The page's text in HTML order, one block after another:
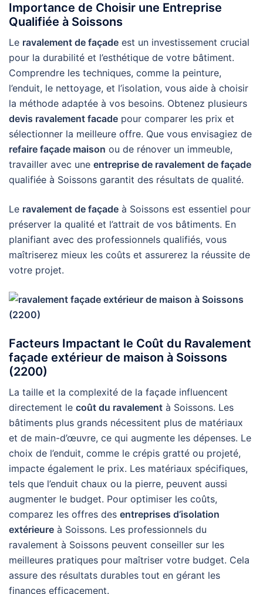
Importance de Choisir une Entreprise
Qualifiée à Soissons
Le ravalement de façade est un investissement crucial
pour la durabilité et l’esthétique de votre bâtiment.
Comprendre les techniques, comme la peinture,
l’enduit, le nettoyage, et l’isolation, vous aide à choisir
la méthode adaptée à vos besoins. Obtenez plusieurs
devis ravalement facade pour comparer les prix et
sélectionner la meilleure offre. Que vous envisagiez de
refaire façade maison ou de rénover un immeuble,
travailler avec une entreprise de ravalement de façade
qualifiée à Soissons garantit des résultats de qualité.
Le ravalement de façade à Soissons est essentiel pour
préserver la qualité et l’attrait de vos bâtiments. En
planifiant avec des professionnels qualifiés, vous
maîtriserez mieux les coûts et assurerez la réussite de
votre projet.
Facteurs Impactant le Coût du Ravalement
façade extérieur de maison à Soissons
(2200)
La taille et la complexité de la façade influencent
directement le coût du ravalement à Soissons. Les
bâtiments plus grands nécessitent plus de matériaux
et de main-d’œuvre, ce qui augmente les dépenses. Le
choix de l’enduit, comme le crépis gratté ou projeté,
impacte également le prix. Les matériaux spécifiques,
tels que l’enduit chaux ou la pierre, peuvent aussi
augmenter le budget. Pour optimiser les coûts,
comparez les offres des entreprises d’isolation
extérieure à Soissons. Les professionnels du
ravalement à Soissons peuvent conseiller sur les
meilleures pratiques pour maîtriser votre budget. Cela
assure des résultats durables tout en gérant les
finances efficacement.